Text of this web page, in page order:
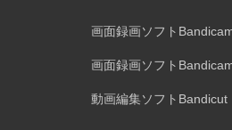
画面録画ソフト
画面録画ソフト
動画編集ソフトBandicut